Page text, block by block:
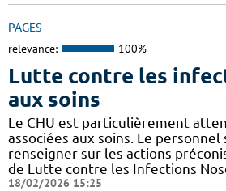
PAGES
relevance: 100%
Lutte contre les
aux soins
Le CHU est particulièrement
associées aux soins. Le
renseigner sur les actions
de Lutte contre les Infections
18/02/2026 15:25